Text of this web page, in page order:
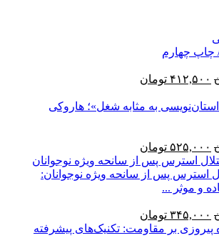
چاپ چهارم
قیمت
۵۵۰,۰۰۰ تومان
۴۱۲,۵۰۰ تومان
۴۱۲,۵۰۰ تومان.
به مثابه شغل»؛ هاروکی
قیمت
اصلی:
۷۰۰,۰۰۰ تومان
بود.
۵۲۵,۰۰۰ تومان
فعلی:
۵۲۵,۰۰۰ تومان.
استرس پس از سانحه ویژه نوجوانان:
و موثر ...
قیمت
اصلی:
۳۴۵,۰۰۰ تومان
فعلی: